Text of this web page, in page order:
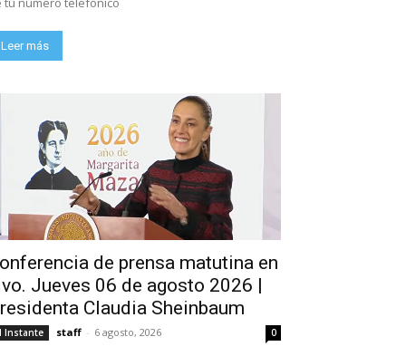
Leer más
de prensa matutina en
Jueves 06 de agosto 2026 |
Claudia Sheinbaum
Instante staff - 6 agosto, 2026 0